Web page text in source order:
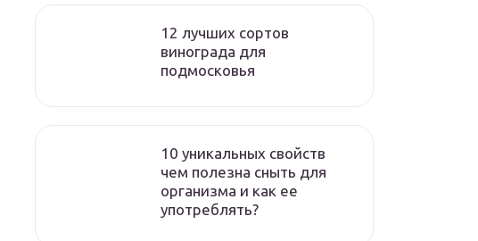
12 лучших сортов
винограда для
подмосковья
10 уникальных свойств
чем полезна сныть для
организма и как ее
употреблять?